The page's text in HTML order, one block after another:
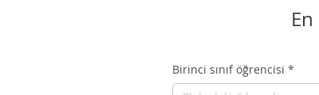
Birinci sınıf öğrencisi *